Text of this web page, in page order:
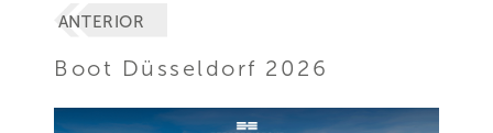
ANTERIOR
Boot Düsseldorf 2026